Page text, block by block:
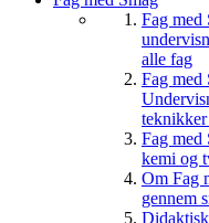
Fag med
alle fag
Fag med
Fag med
kemi og
Om Fag
gennem